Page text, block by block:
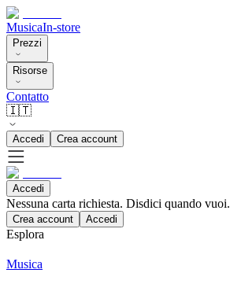
MusicaIn-store
Prezzi
Risorse
Contatto
🇮🇹
Accedi Crea account
Accedi
Nessuna carta richiesta. Disdici quando vuoi.
Crea account Accedi
Esplora
Musica